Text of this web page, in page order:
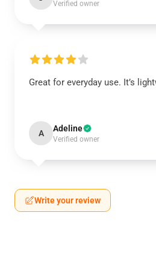
Verified owner
Great for everyday use. It’s
A Adeline
Verified owner
Write your review